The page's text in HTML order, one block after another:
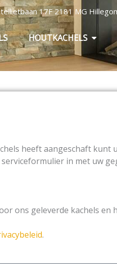
17F 2181 MG
HOUTKACHELS Open
heeft aangeschaft
in met uw
ons geleverde kachels en
.